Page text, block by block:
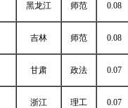
黑龙江 师范 0.08
吉林 师范 0.08
甘肃 政法 0.07
浙江 理工 0.07